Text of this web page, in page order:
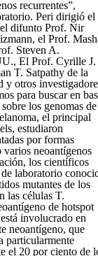
recurrentes”,
Peri dirigió el
el difunto Prof. Nir
el Prof.
Steven A.
El Prof. Cyrille J.
T. Satpathy de la
y otros
para buscar en
los genomas de
el principal
estudiaron
por formas
neoantígenos
los científicos
de laboratorio
mutantes de los
las células T.
de hotspot
involucrado en
neoantígeno, que
particularmente
el 20 por ciento de